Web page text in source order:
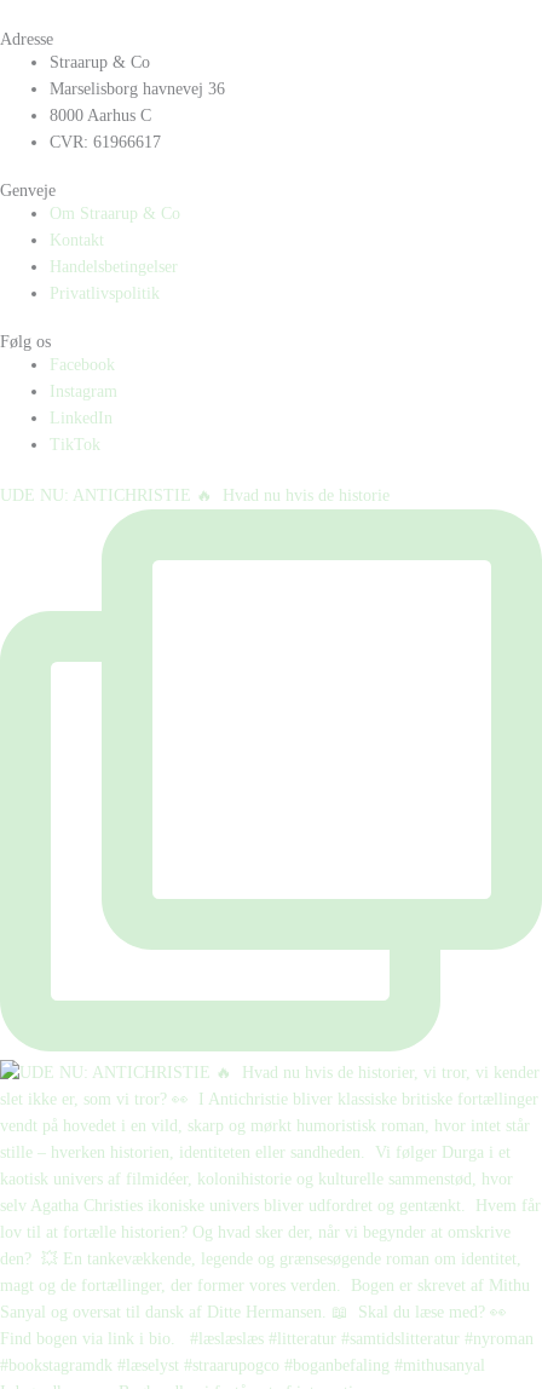
Adresse
Straarup & Co
Marselisborg havnevej 36
8000 Aarhus C
CVR: 61966617
Genveje
Om Straarup & Co
Kontakt
Handelsbetingelser
Privatlivspolitik
Følg os
Facebook
Instagram
LinkedIn
TikTok
UDE NU: ANTICHRISTIE 🔥⁠ ⁠ Hvad nu hvis de historie